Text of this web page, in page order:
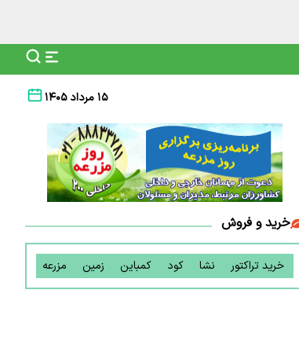
۱۵ مرداد ۱۴۰۵
خرید و فروش
خرید تراکتور نشا کود کمباین زمین مزرعه